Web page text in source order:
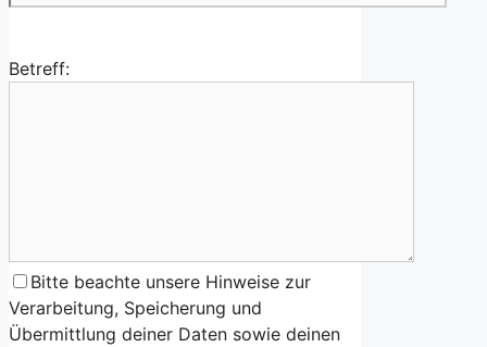
Betreff:
Bitte beachte unsere Hinweise zur
Verarbeitung, Speicherung und
Übermittlung deiner Daten sowie deinen